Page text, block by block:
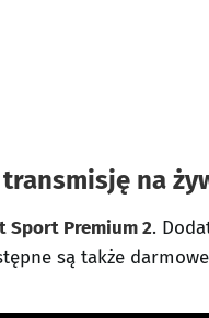
na
Sport Premium 2.
są także